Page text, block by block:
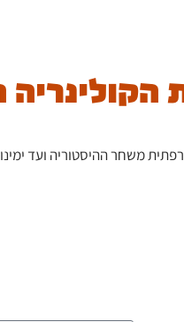
משחר ההיסטוריה ועד ימינו